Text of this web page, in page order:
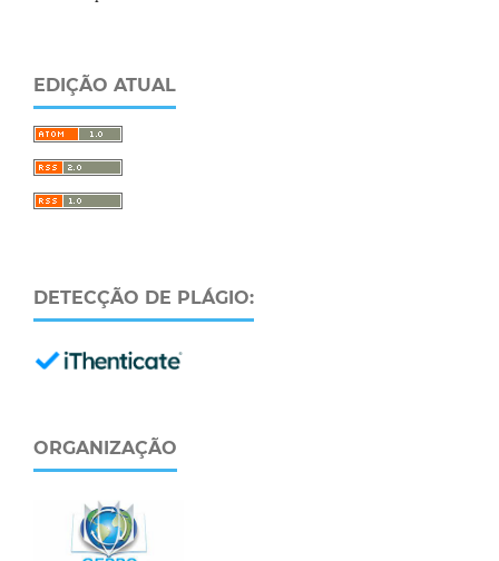
EDIÇÃO ATUAL
DETECÇÃO DE PLÁGIO:
ORGANIZAÇÃO